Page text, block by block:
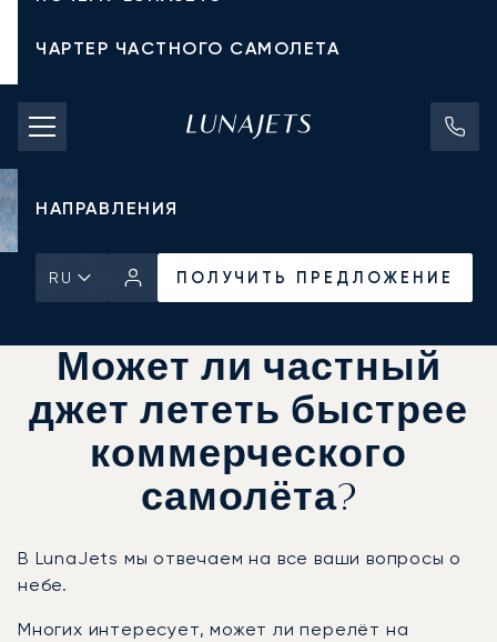
ЧАРТЕР ЧАСТНОГО САМОЛЕТА
СТОИМОСТЬ ЧАРТЕРА
ЧАСТНЫЕ САМОЛЕТЫ
НАПРАВЛЕНИЯ
RU
ПОЛУЧИТЬ ПРЕДЛОЖЕНИЕ
ПОЛУЧИТЬ ПРЕДЛОЖЕНИЕ
Главная Новости и Инсайты
Может ли частный
джет лететь быстрее
коммерческого
самолёта?
В LunaJets мы отвечаем на все ваши вопросы о
небе.
Многих интересует, может ли перелёт на